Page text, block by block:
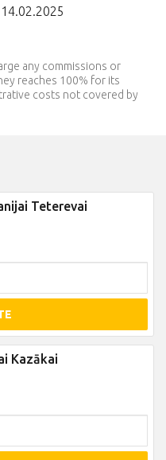
any commissions or
reaches 100% for its
costs not covered by
Teterevai
Kazākai